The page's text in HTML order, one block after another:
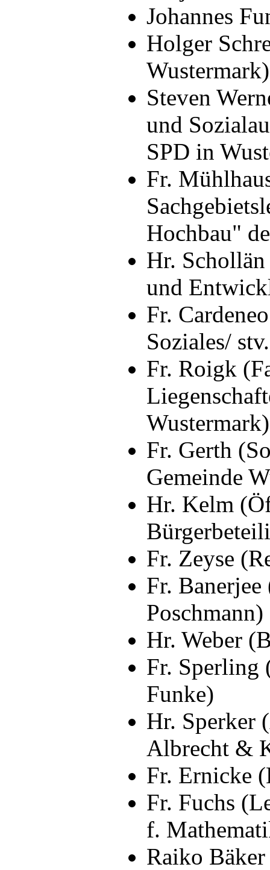
Frau Mühlhausen, die Bauherrin
Wustermark, präsentiert unseren
Der Bildungsminister zeigt sich
und der Schule zu dem gelungenen
Vor der Dreifeld-Sporthalle führt
(v.l.n.r.: Hr. Werner, Fr. Sperling, Hr.
Johannes
Holger
Wustermark)
Steven
und
SPD in
Fr.
Hochbau"
Hr.
und
Fr.
Soziales/
Fr. Roigk
Wustermark)
Fr. Gerth
Gemeinde
Hr. Kelm
Fr. Zeyse
Fr.
Poschmann)
Hr. Weber
Fr. Sperling
Funke)
Hr. Sperker
Albrecht &
Fr. Ernicke
Fr. Fuchs
f.
Raiko